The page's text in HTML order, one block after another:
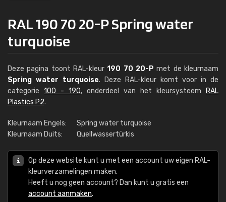
RAL 190 70 20-P Spring water
turquoise
Deze pagina toont RAL-kleur190 70 20-P met de kleurnaam
Spring water turquoise. Deze RAL-kleur komt voor in de
categorie 100 - 190, onderdeel van het kleursysteem
RAL
Plastics P2.
Kleurnaam Engels:
Spring water turquoise
Kleurnaam Duits:
Quellwassertürkis
Op deze website kunt u met een account uw eigen RAL-
kleurverzamelingen maken.
Heeft u nog geen account? Dan kunt u gratis een
account aanmaken.